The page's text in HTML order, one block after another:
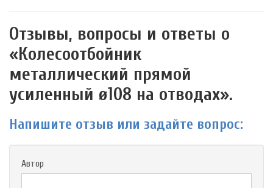
Отзывы, вопросы и ответы о
«Колесоотбойник
металлический прямой
усиленный ø108 на отводах».
Напишите отзыв или задайте вопрос:
Автор